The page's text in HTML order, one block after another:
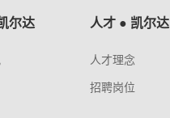
尔达 人才 ● 凯尔达
人才理念
招聘岗位